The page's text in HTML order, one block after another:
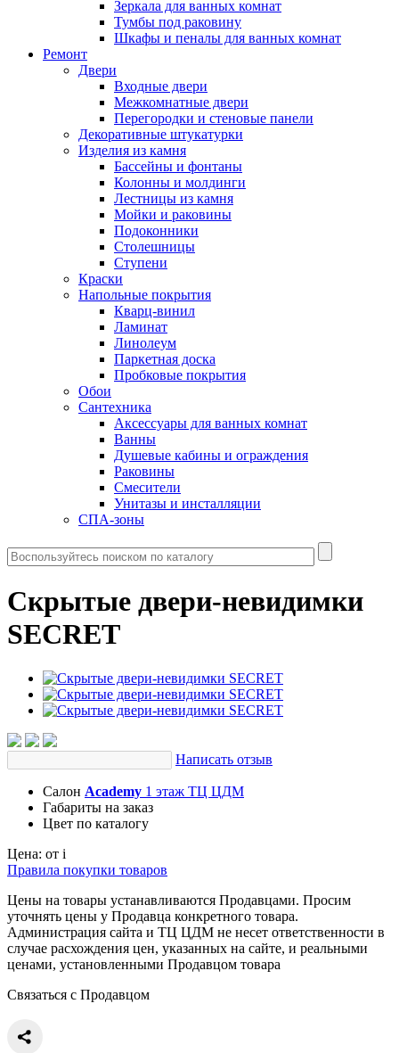
Зеркала для ванных комнат
Тумбы под раковину
Шкафы и пеналы для ванных комнат
Ремонт
Двери
Входные двери
Межкомнатные двери
Перегородки и стеновые панели
Декоративные штукатурки
Изделия из камня
Бассейны и фонтаны
Колонны и молдинги
Лестницы из камня
Мойки и раковины
Подоконники
Столешницы
Ступени
Краски
Напольные покрытия
Кварц-винил
Ламинат
Линолеум
Паркетная доска
Пробковые покрытия
Обои
Сантехника
Аксессуары для ванных комнат
Ванны
Душевые кабины и ограждения
Раковины
Смесители
Унитазы и инсталляции
СПА-зоны
Скрытые двери-невидимки
SECRET
Написать отзыв
Салон Academy 1 этаж ТЦ ЦДМ
Габариты на заказ
Цвет по каталогу
Цена: от i
Правила покупки товаров
Цены на товары устанавливаются Продавцами. Просим
уточнять цены у Продавца конкретного товара.
Администрация сайта и ТЦ ЦДМ не несет ответственности в
случае расхождения цен, указанных на сайте, и реальными
ценами, установленными Продавцом товара
Связаться с Продавцом